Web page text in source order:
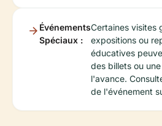
Événements
Spéciaux :
Certaines visites
expositions ou
éducatives
des billets ou
l'avance.
de l'événement